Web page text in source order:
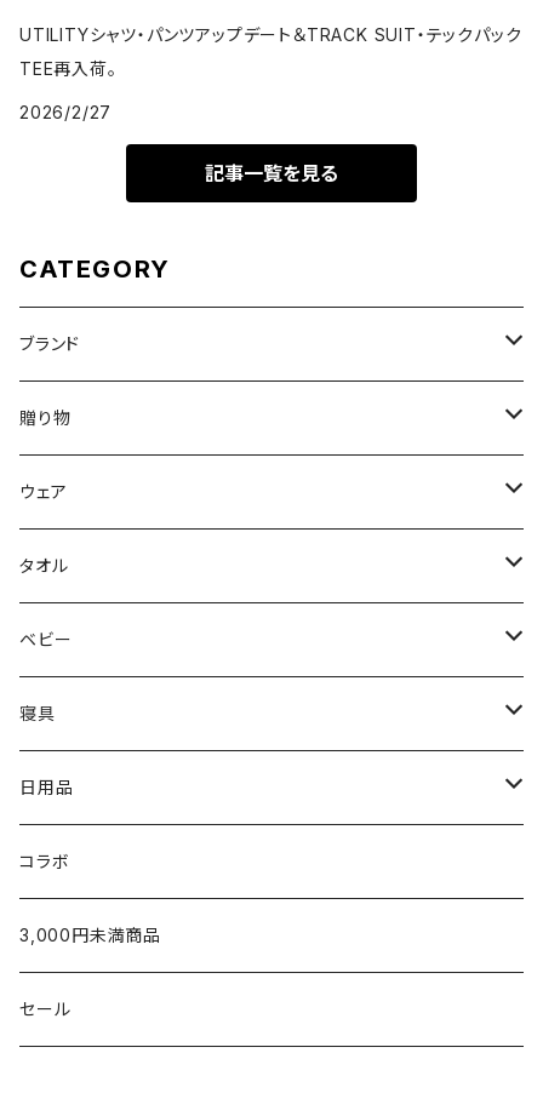
UTILITYシャツ・パンツアップデート＆TRACK SUIT・テックパック
TEE再入荷。
2026/2/27
記事一覧を見る
CATEGORY
ブランド
DON'T SLEEP
FreshService
N.HOOLYWOOD
Hippopotamus
oblada
fog linen work
LAPUAN KANKURIT
POET MEETS DUBWISE
金澤屋
贈り物
母の日ギフト
出産祝い
〜5,000円
5,001〜10,000円
2人目以降のお子さまへ
結婚祝い
〜5,000円
5,001〜10,000円
新築・引越祝い
〜5,000円
5,001〜10,000円
内祝い（お返し）
〜5,000円
5,001~10,000円
タオルギフト
チーフタオル
ウォッシュタオル
¥1,000〜¥2,999
¥3,000〜¥4,999
ウェア
メンズウェア
レディースウェア
Tシャツ
スウェット・パーカー
シャツ
カーディガン
パンツ
タオル
タオル
限定カラー
ホームグッズ
ベビー
出産ご準備
家族みんなで使える
出産祝いに
ベビー服／小物
タオル製品
寝具
枕
U字枕
枕カバー
タオルケット・肌掛け
シーツ・カバー
シーツ
パジャマ
日用品
グッズ
テーブルウェア
ラグ
コラボ
3,000円未満商品
セール